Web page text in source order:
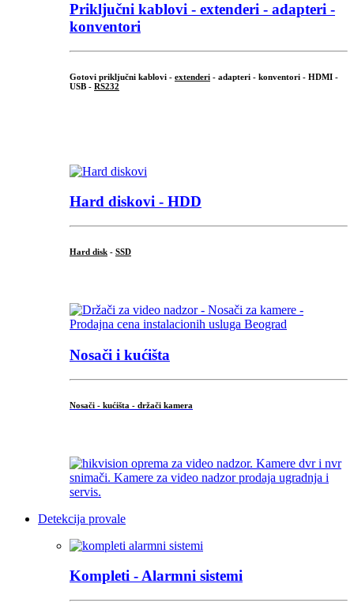
Priključni kablovi - extenderi - adapteri -
konventori
Gotovi priključni kablovi - extenderi - adapteri - konventori - HDMI -
USB - RS232
Hard diskovi - HDD
Hard disk - SSD
Nosači i kućišta
Nosači - kućišta - držači kamera
Detekcija provale
Kompleti - Alarmni sistemi